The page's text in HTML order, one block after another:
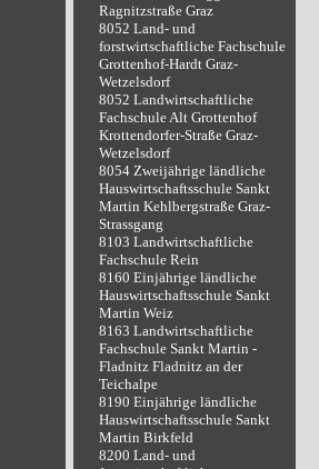
Ragnitzstraße Graz
8052 Land- und
forstwirtschaftliche Fachschule
Grottenhof-Hardt Graz-
Wetzelsdorf
8052 Landwirtschaftliche
Fachschule Alt Grottenhof
Krottendorfer-Straße Graz-
Wetzelsdorf
8054 Zweijährige ländliche
Hauswirtschaftsschule Sankt
Martin Kehlbergstraße Graz-
Strassgang
8103 Landwirtschaftliche
Fachschule Rein
8160 Einjährige ländliche
Hauswirtschaftsschule Sankt
Martin Weiz
8163 Landwirtschaftliche
Fachschule Sankt Martin -
Fladnitz Fladnitz an der
Teichalpe
8190 Einjährige ländliche
Hauswirtschaftsschule Sankt
Martin Birkfeld
8200 Land- und